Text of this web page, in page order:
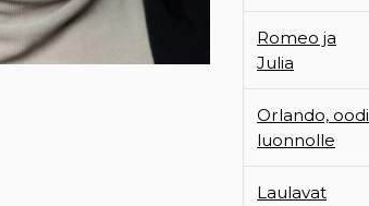
Romeo ja
Julia
Orlando, oodi
luonnolle
Laulavat